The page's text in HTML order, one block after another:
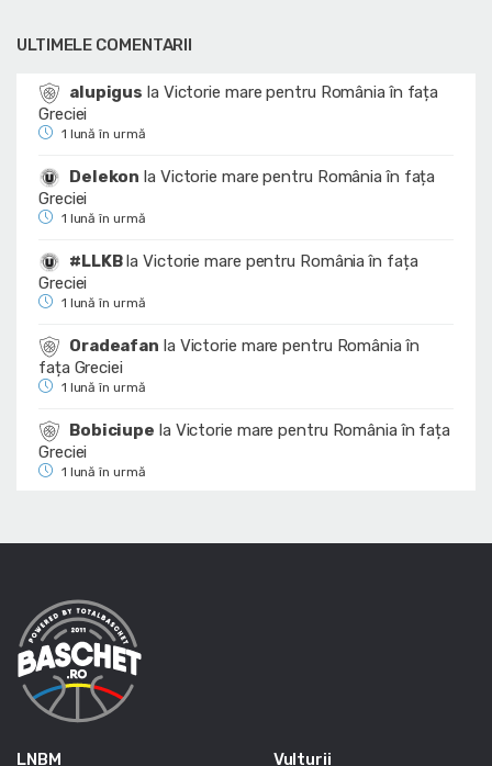
ULTIMELE COMENTARII
alupigus la Victorie mare pentru România în fața
Greciei
1 lună în urmă
Delekon la Victorie mare pentru România în fața
Greciei
1 lună în urmă
#LLKBlaVictorie mare pentru România în fața
Greciei
1 lună în urmă
Oradeafan la Victorie mare pentru România în
fața Greciei
1 lună în urmă
Bobiciupe la Victorie mare pentru România în fața
Greciei
1 lună în urmă
LNBM Vulturii